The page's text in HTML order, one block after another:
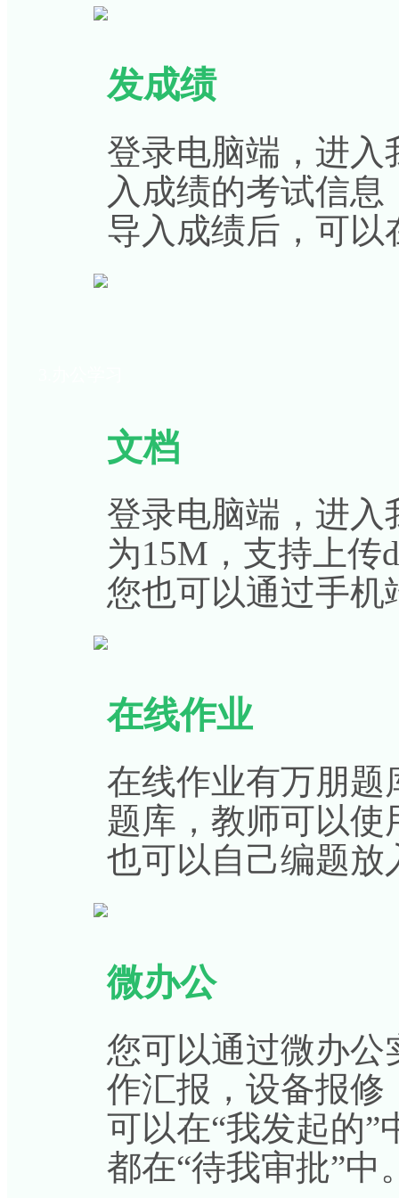
发成绩
登录电脑端，进入
入成绩的考试信
导入成绩后，可
文档
登录电脑端，进入
为15M，支持上传
您也可以通过手
在线作业
在线作业有万朋题
题库，教师可以
也可以自己编题放
微办公
您可以通过微办
作汇报，设备报修
可以在“我发起的
都在“待我审批”